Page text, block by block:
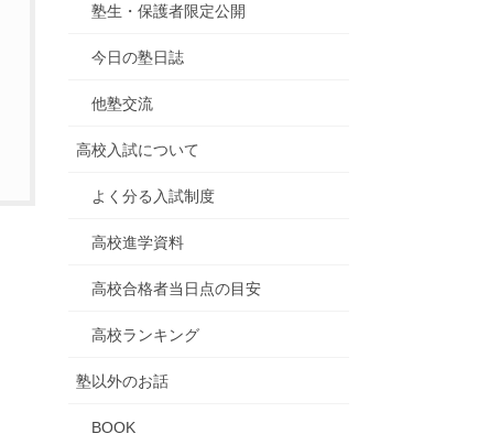
塾生・保護者限定公開
今日の塾日誌
他塾交流
高校入試について
よく分る入試制度
高校進学資料
高校合格者当日点の目安
高校ランキング
塾以外のお話
BOOK